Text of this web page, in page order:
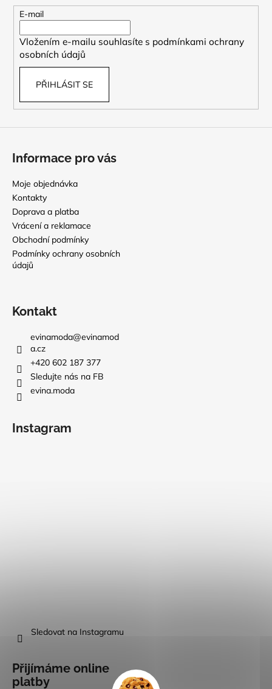
E-mail
Vložením e-mailu souhlasíte s podmínkami ochrany
osobních údajů
PŘIHLÁSIT SE
Informace pro vás
Moje objednávka
Kontakty
Doprava a platba
Vrácení a reklamace
Obchodní podmínky
Podmínky ochrany osobních
údajů
Kontakt
evinamoda@evinamod
a.cz
+420 602 187 377
Sledujte nás na FB
evina.moda
Instagram
Sledovat na Instagramu
Přijímáme online
platby